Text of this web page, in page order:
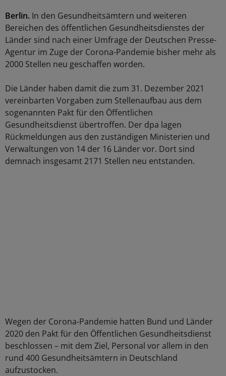
Berlin. In den Gesundheitsämtern und weiteren
Bereichen des öffentlichen Gesundheitsdienstes der
Länder sind nach einer Umfrage der Deutschen Presse-
Agentur im Zuge der Corona-Pandemie bisher mehr als
2000 Stellen neu geschaffen worden.
Die Länder haben damit die zum 31. Dezember 2021
vereinbarten Vorgaben zum Stellenaufbau aus dem
sogenannten Pakt für den Öffentlichen
Gesundheitsdienst übertroffen. Der dpa lagen
Rückmeldungen aus den zuständigen Ministerien und
Verwaltungen von 14 der 16 Länder vor. Dort sind
demnach insgesamt 2171 Stellen neu entstanden.
Wegen der Corona-Pandemie hatten Bund und Länder
2020 den Pakt für den Öffentlichen Gesundheitsdienst
beschlossen – mit dem Ziel, Personal vor allem in den
rund 400 Gesundheitsämtern in Deutschland
aufzustocken.